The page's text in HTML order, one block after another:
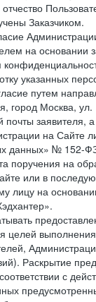
Заказчиком.
на основании
указанных
путем
город Москва,
на
№ 152-
поручения на
или в
лицу на
целей
Раскрытие
с